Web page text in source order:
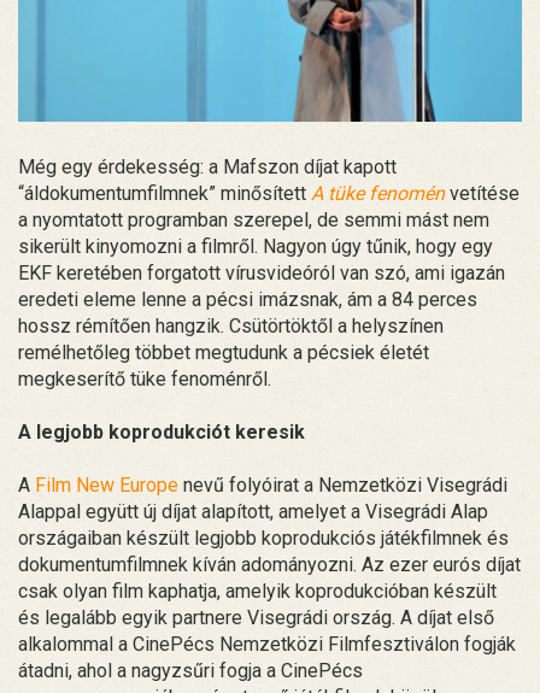
Még egy érdekesség: a Mafszon díjat kapott
“áldokumentumfilmnek” minősített A tüke fenoménvetítése
a nyomtatott programban szerepel, de semmi mást nem
sikerült kinyomozni a filmről. Nagyon úgy tűnik, hogy egy
EKF keretében forgatott vírusvideóról van szó, ami igazán
eredeti eleme lenne a pécsi imázsnak, ám a 84 perces
hossz rémítően hangzik. Csütörtöktől a helyszínen
remélhetőleg többet megtudunk a pécsiek életét
megkeserítő tüke fenoménről.
A legjobb koprodukciót keresik
A Film New Europe nevű folyóirat a Nemzetközi Visegrádi
Alappal együtt új díjat alapított, amelyet a Visegrádi Alap
országaiban készült legjobb koprodukciós játékfilmnek és
dokumentumfilmnek kíván adományozni. Az ezer eurós díjat
csak olyan film kaphatja, amelyik koprodukcióban készült
és legalább egyik partnere Visegrádi ország. A díjat első
alkalommal a CinePécs Nemzetközi Filmfesztiválon fogják
átadni, ahol a nagyzsűri fogja a CinePécs